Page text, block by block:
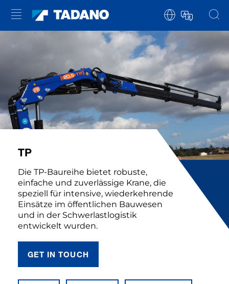
TP
Die TP-Baureihe bietet robuste,
einfache und zuverlässige Krane, die
speziell für intensive, wiederkehrende
Einsätze im öffentlichen Bauwesen
und in der Schwerlastlogistik
entwickelt wurden.
GET IN TOUCH